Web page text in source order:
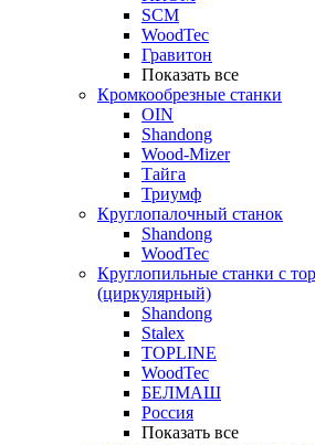
SCM
WoodTec
Гравитон
Показать все
Кромкообрезные станки
OIN
Shandong
Wood-Mizer
Тайга
Триумф
Круглопалочный станок
Shandong
WoodTec
Круглопильные станки с
(циркулярный)
Shandong
Stalex
TOPLINE
WoodTec
БЕЛМАШ
Россия
Показать все